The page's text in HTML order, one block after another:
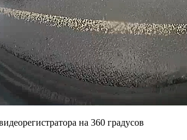
на 360 градусов